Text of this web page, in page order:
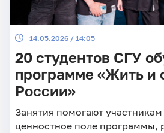
14.05.2026 / 14:05
20 студентов СГУ
программе «Жить и
России»
Занятия помогают участникам
ценностное поле программы,